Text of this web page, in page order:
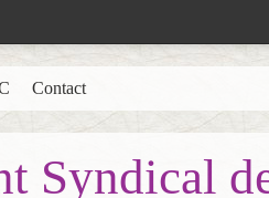
Syndical
Contact